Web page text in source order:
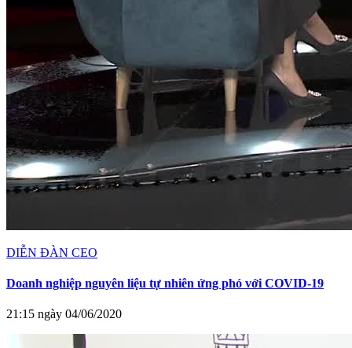
DIỄN ĐÀN CEO
Doanh nghiệp nguyên liệu tự nhiên ứng phó với COVID-19
21:15 ngày 04/06/2020